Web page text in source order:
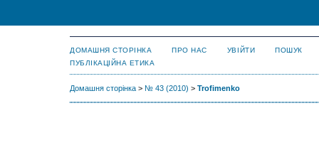
ДОМАШНЯ СТОРІНКА ПРО НАС УВІЙТИ
ПОШУК
ПУБЛІКАЦІЙНА ЕТИКА
Домашня сторінка > № 43 (2010) > Trofimenko